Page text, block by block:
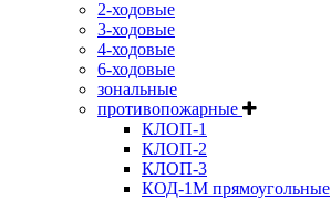
2-ходовые
3-ходовые
4-ходовые
6-ходовые
зональные
противопожарные
КЛОП-1
КЛОП-2
КЛОП-3
КОД-1М прямоугольные